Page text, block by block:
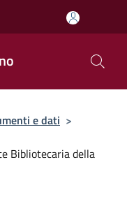
e dati >
Bibliotecaria della